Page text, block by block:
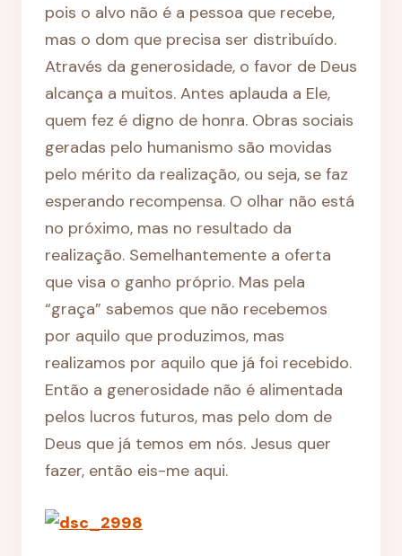
pois o alvo não é a pessoa que recebe,
mas o dom que precisa ser distribuído.
Através da generosidade, o favor de Deus
alcança a muitos. Antes aplauda a Ele,
quem fez é digno de honra. Obras sociais
geradas pelo humanismo são movidas
pelo mérito da realização, ou seja, se faz
esperando recompensa. O olhar não está
no próximo, mas no resultado da
realização. Semelhantemente a oferta
que visa o ganho próprio. Mas pela
“graça” sabemos que não recebemos
por aquilo que produzimos, mas
realizamos por aquilo que já foi recebido.
Então a generosidade não é alimentada
pelos lucros futuros, mas pelo dom de
Deus que já temos em nós. Jesus quer
fazer, então eis-me aqui.